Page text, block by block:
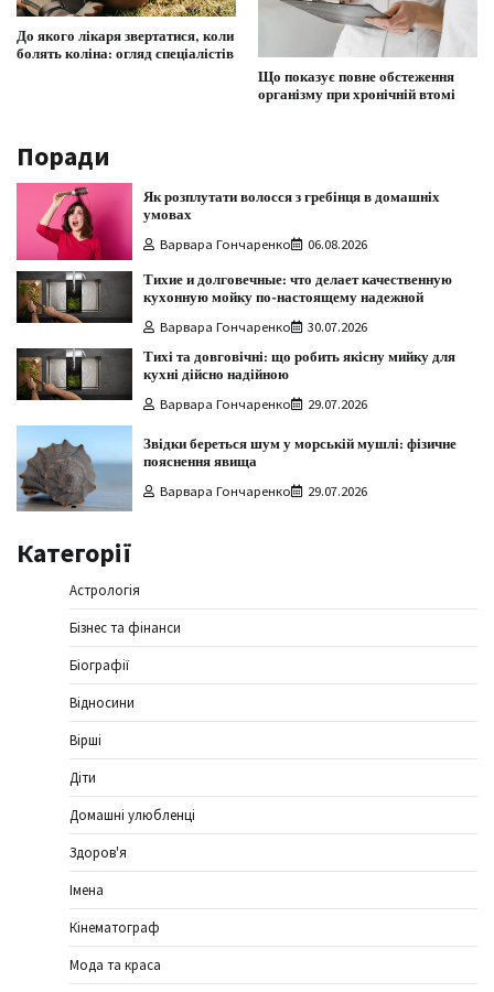
До якого лікаря звертатися, коли
болять коліна: огляд спеціалістів
Що показує повне обстеження
організму при хронічній втомі
Поради
Як розплутати волосся з гребінця в домашніх
умовах
Варвара Гончаренко 06.08.2026
Тихие и долговечные: что делает качественную
кухонную мойку по-настоящему надежной
Варвара Гончаренко 30.07.2026
Тихі та довговічні: що робить якісну мийку для
кухні дійсно надійною
Варвара Гончаренко 29.07.2026
Звідки береться шум у морській мушлі: фізичне
пояснення явища
Варвара Гончаренко 29.07.2026
Категорії
Астрологія
Бізнес та фінанси
Біографії
Відносини
Вірші
Діти
Домашні улюбленці
Здоров'я
Імена
Кінематограф
Мода та краса